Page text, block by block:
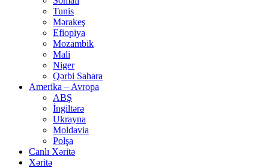
Tunis
Mərakeş
Efiopiya
Mozambik
Mali
Niger
Qərbi Sahara
Amerika – Avropa
ABŞ
İngiltərə
Ukrayna
Moldavia
Polşa
Canlı Xəritə
Xəritə